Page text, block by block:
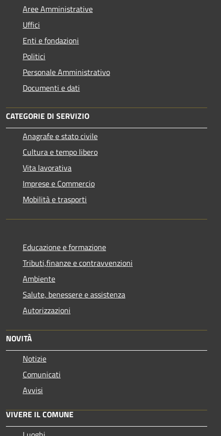
Aree Amministrative
Uffici
Enti e fondazioni
Politici
Personale Amministrativo
Documenti e dati
CATEGORIE DI SERVIZIO
Anagrafe e stato civile
Cultura e tempo libero
Vita lavorativa
Imprese e Commercio
Mobilità e trasporti
Educazione e formazione
Tributi,finanze e contravvenzioni
Ambiente
Salute, benessere e assistenza
Autorizzazioni
NOVITÀ
Notizie
Comunicati
Avvisi
VIVERE IL COMUNE